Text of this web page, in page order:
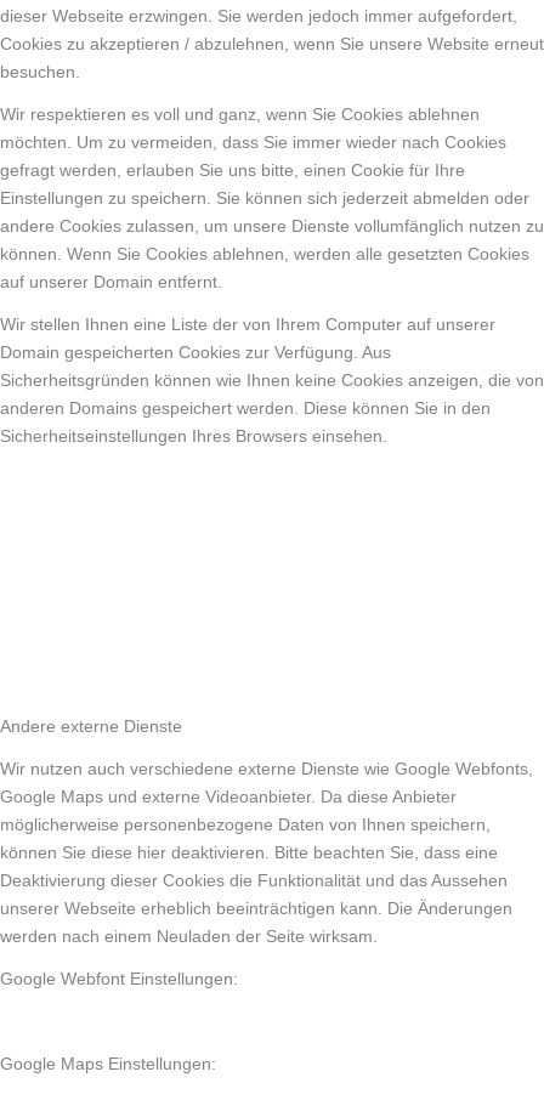
dieser Webseite erzwingen. Sie werden jedoch immer aufgefordert,
Cookies zu akzeptieren / abzulehnen, wenn Sie unsere Website erneut
besuchen.
Wir respektieren es voll und ganz, wenn Sie Cookies ablehnen
möchten. Um zu vermeiden, dass Sie immer wieder nach Cookies
gefragt werden, erlauben Sie uns bitte, einen Cookie für Ihre
Einstellungen zu speichern. Sie können sich jederzeit abmelden oder
andere Cookies zulassen, um unsere Dienste vollumfänglich nutzen zu
können. Wenn Sie Cookies ablehnen, werden alle gesetzten Cookies
auf unserer Domain entfernt.
Wir stellen Ihnen eine Liste der von Ihrem Computer auf unserer
Domain gespeicherten Cookies zur Verfügung. Aus
Sicherheitsgründen können wie Ihnen keine Cookies anzeigen, die von
anderen Domains gespeichert werden. Diese können Sie in den
Sicherheitseinstellungen Ihres Browsers einsehen.
Andere externe Dienste
Wir nutzen auch verschiedene externe Dienste wie Google Webfonts,
Google Maps und externe Videoanbieter. Da diese Anbieter
möglicherweise personenbezogene Daten von Ihnen speichern,
können Sie diese hier deaktivieren. Bitte beachten Sie, dass eine
Deaktivierung dieser Cookies die Funktionalität und das Aussehen
unserer Webseite erheblich beeinträchtigen kann. Die Änderungen
werden nach einem Neuladen der Seite wirksam.
Google Webfont Einstellungen:
Google Maps Einstellungen: